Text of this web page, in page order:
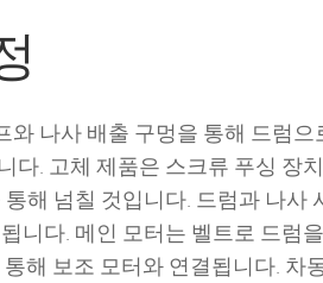
나사 배출 구멍을 통해 드럼
다. 고체 제품은 스크류 푸싱 장
해 넘칠 것입니다. 드럼과 나
니다. 메인 모터는 벨트로 드럼
해 보조 모터와 연결됩니다.